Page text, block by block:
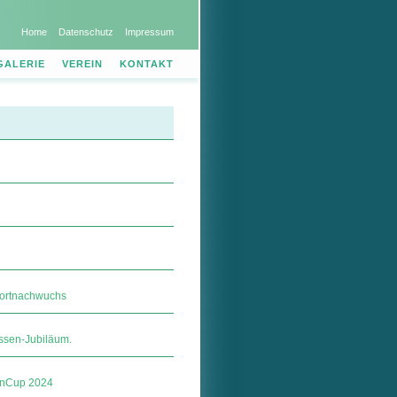
Home Datenschutz Impressum
VEREIN KONTAKT
Jubiläum.
2024